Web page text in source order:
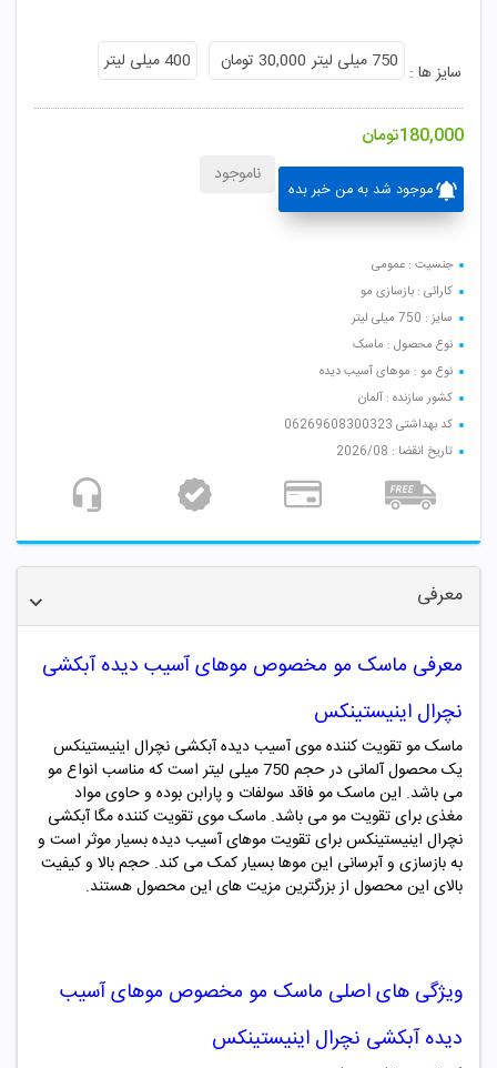
سایز ها : 750 میلی لیتر 30,000 تومان 400 میلی لیتر
180,000تومان
موجود شد به من خبر بده
ناموجود
جنسیت : عمومی
کارائی : بازسازی مو
سایز : 750 میلی لیتر
نوع محصول : ماسک
نوع مو : موهای آسیب دیده
کشور سازنده : آلمان
کد بهداشتی 06269608300323
تاریخ انقضا : 2026/08
معرفی
معرفی ماسک مو مخصوص موهای آسیب دیده آبکشی
نچرال اینیستینکس
ماسک مو تقویت کننده موی آسیب دیده آبکشی نچرال اینیستینکس
یک محصول آلمانی در حجم 750 میلی لیتر است که مناسب انواع مو
می باشد. این ماسک مو فاقد سولفات و پارابن بوده و حاوی مواد
مغذی برای تقویت مو می باشد. ماسک موی تقویت کننده مگا آبکشی
نچرال اینیستینکس برای تقویت موهای آسیب دیده بسیار موثر است و
به بازسازی و آبرسانی این موها بسیار کمک می کند. حجم بالا و کیفیت
بالای این محصول از بزرگترین مزیت های این محصول هستند.
ویژگی هایاصلی ماسک مو مخصوص موهای آسیب
دیده آبکشی نچرال اینیستینکس